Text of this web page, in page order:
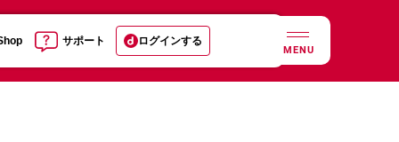
サポート ログインする
MENU